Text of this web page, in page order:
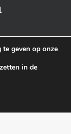
geven op onze
in de